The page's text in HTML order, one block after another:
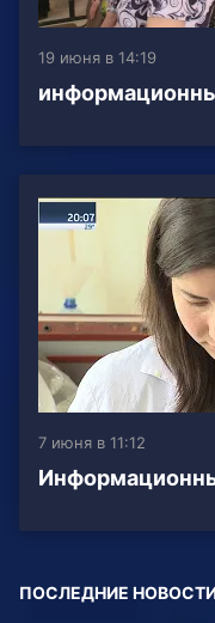
19 июня в 14:19
7 июня в 11:12
ПОСЛЕДНИЕ